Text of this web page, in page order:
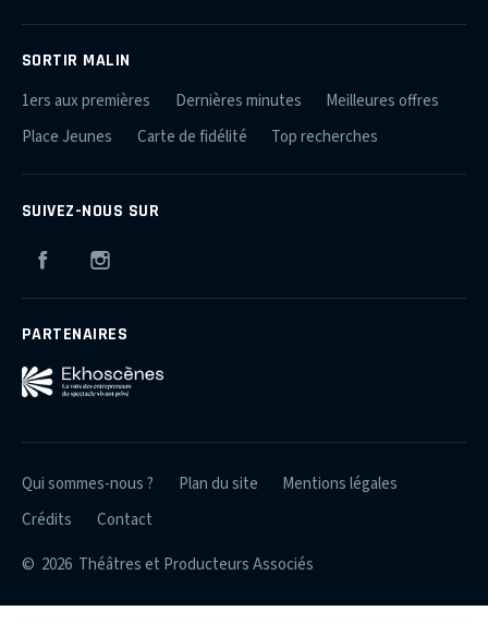
SORTIR MALIN
1ers aux premières Dernières minutes
Meilleures offres
Place Jeunes
Carte de fidélité Top recherches
SUIVEZ-NOUS SUR
Facebook
PARTENAIRES
© 2026 Théâtres et Producteurs Associés
Qui sommes-nous ? Plan du site
Mentions légales
Crédits
Contact